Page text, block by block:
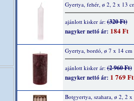
Gyertya, fehér, ø 2, 2 x 13
ajánlott kisker ár:(320 Ft)
nagyker nettó ár: 184 Ft
Gyertya, bordó, ø 7 x 14 cm
ajánlott kisker ár:(2 960 Ft)
nagyker nettó ár: 1 769 Ft
Botgyertya, szahara, ø 2, 2 x